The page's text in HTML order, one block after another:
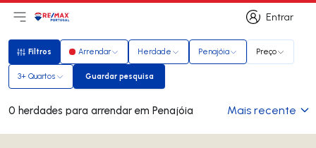
Entrar
Entrar
Abri menu principal
LogoIr para página inicial
Filtros
Filtros Arrendar Herdade Penajóia Preço
3+ Quartos Guardar pesquisa
Guardar pesquisa
0 herdades para arrendar em Penajóia Mais recente